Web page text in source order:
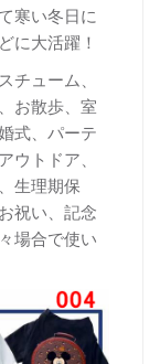
寒い冬日に
に大活躍！
ューム、
お散歩、室
式、パーテ
トドア、
生理期保
祝い、記念
場合で使い